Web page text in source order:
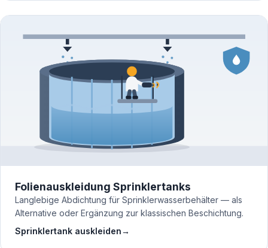
Folienauskleidung Sprinklertanks
Langlebige Abdichtung für Sprinklerwasserbehälter — als
Alternative oder Ergänzung zur klassischen Beschichtung.
Sprinklertank auskleiden→